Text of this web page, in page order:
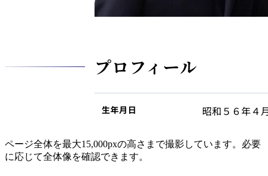
ページ全体を最大15,000pxの高さまで撮影しています。必要
に応じて全体像を確認できます。